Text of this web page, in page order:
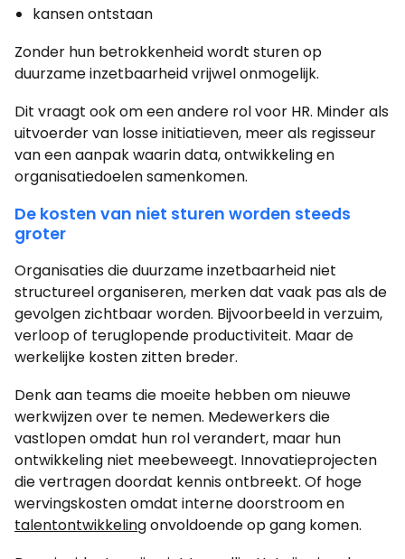
kansen ontstaan
Zonder hun betrokkenheid wordt sturen op
duurzame inzetbaarheid vrijwel onmogelijk.
Dit vraagt ook om een andere rol voor HR. Minder als
uitvoerder van losse initiatieven, meer als regisseur
van een aanpak waarin data, ontwikkeling en
organisatiedoelen samenkomen.
De kosten van niet sturen worden steeds
groter
Organisaties die duurzame inzetbaarheid niet
structureel organiseren, merken dat vaak pas als de
gevolgen zichtbaar worden. Bijvoorbeeld in verzuim,
verloop of teruglopende productiviteit. Maar de
werkelijke kosten zitten breder.
Denk aan teams die moeite hebben om nieuwe
werkwijzen over te nemen. Medewerkers die
vastlopen omdat hun rol verandert, maar hun
ontwikkeling niet meebeweegt. Innovatieprojecten
die vertragen doordat kennis ontbreekt. Of hoge
wervingskosten omdat interne doorstroom en
talentontwikkelingonvoldoende op gang komen.